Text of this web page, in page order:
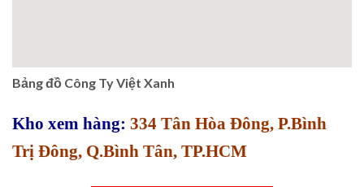
Bảng đồ Công Ty Việt Xanh
Kho xem hàng: 334 Tân Hòa Đông, P.Bình
Trị Đông, Q.Bình Tân, TP.HCM